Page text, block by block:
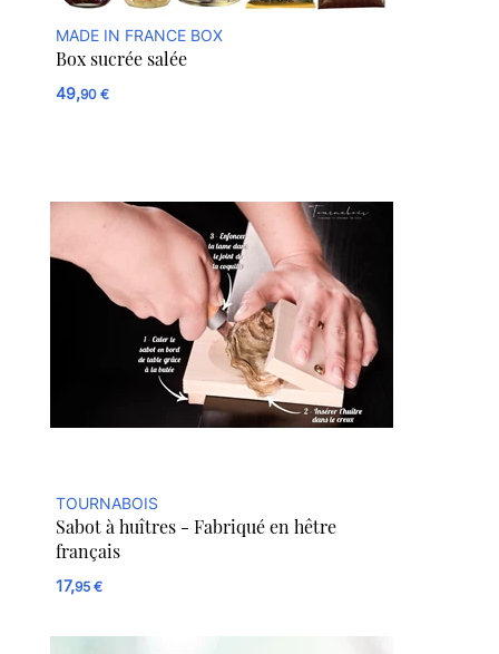
MADE IN FRANCE BOX
Box sucrée salée
49,90 €
TOURNABOIS
Sabot à huîtres - Fabriqué en hêtre
français
17,95 €